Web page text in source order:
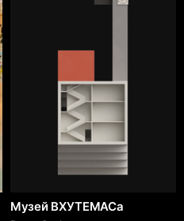
Музей ВХУТЕМАСа